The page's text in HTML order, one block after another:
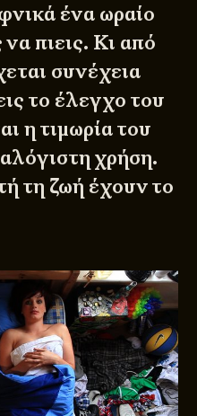
ένα ωραίο
πιεις. Κι από
συνέχεια
το έλεγχο του
η τιμωρία του
χρήση.
τη ζωή έχουν το